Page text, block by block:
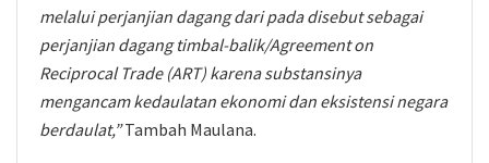
melalui perjanjian dagang dari pada disebut sebagai
perjanjian dagang timbal-balik/Agreement on
Reciprocal Trade (ART) karena substansinya
mengancam kedaulatan ekonomi dan eksistensi negara
berdaulat,”Tambah Maulana.